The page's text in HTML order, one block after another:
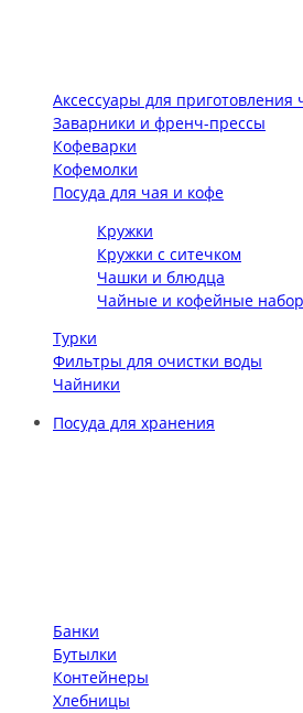
Аксессуары для приготовления
Заварники и френч-прессы
Кофеварки
Кофемолки
Посуда для чая и кофе
Кружки
Кружки с ситечком
Чашки и блюдца
Чайные и кофейные
Турки
Фильтры для очистки воды
Чайники
Посуда для хранения
Банки
Бутылки
Контейнеры
Хлебницы